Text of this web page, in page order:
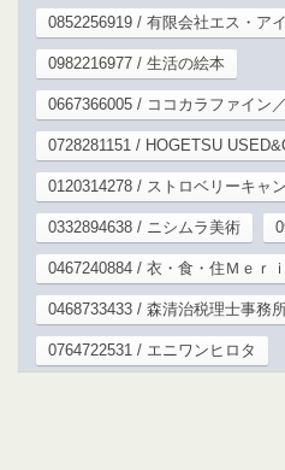
0852256919 / 有限会社エス・ア
0982216977 / 生活の絵本
0667366005 / ココカラファイン
0728281151 / HOGETSU
0120314278 / ストロベリーキャ
0332894638 / ニシムラ美術
0467240884 / 衣・食・住Ｍｅｒ
0468733433 / 森清治税理士事務
0764722531 / エニワンヒロタ